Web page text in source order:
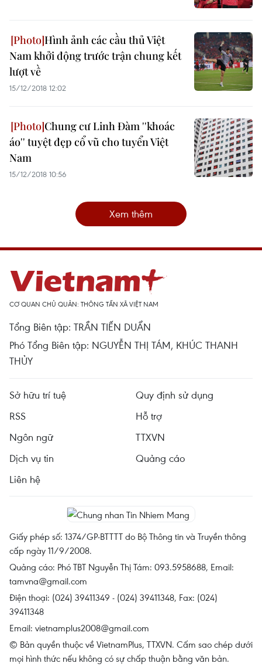
Hình ảnh các cầu thủ Việt
Nam khởi động trước trận chung kết
lượt về
15/12/2018 12:02
Chung cư Linh Đàm ''khoác
áo'' tuyệt đẹp cổ vũ cho tuyển Việt
Nam
15/12/2018 10:56
Xem thêm
CƠ QUAN CHỦ QUẢN: THÔNG TẤN XÃ VIỆT NAM
Tổng Biên tập: TRẦN TIẾN DUẨN
Phó Tổng Biên tập: NGUYỄN THỊ TÁM, KHÚC THANH
THỦY
Sở hữu trí tuệ
Quy định sử dụng
RSS
Hỗ trợ
Ngôn ngữ
TTXVN
Dịch vụ tin
Quảng cáo
Liên hệ
Giấy phép số: 1374/GP-BTTTT do Bộ Thông tin và Truyền thông
cấp ngày 11/9/2008.
Quảng cáo: Phó TBT Nguyễn Thị Tám: 093.5958688, Email:
tamvna@gmail.com
Điện thoại: (024) 39411349 - (024) 39411348, Fax: (024)
39411348
Email: vietnamplus2008@gmail.com
© Bản quyền thuộc về VietnamPlus, TTXVN. Cấm sao chép dưới
mọi hình thức nếu không có sự chấp thuận bằng văn bản.